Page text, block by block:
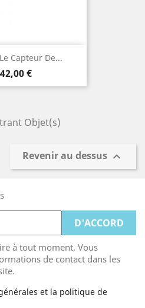
Capteur De...
€
Objet(s)
Revenir au dessus 
à tout moment. Vous
de contact dans les
et la politique de